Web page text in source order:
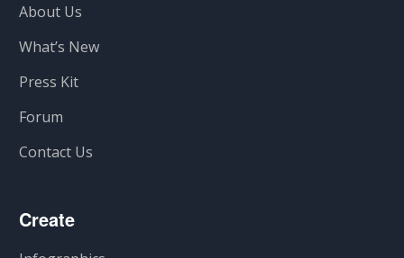
About Us
What’s New
Press Kit
Forum
Contact Us
Create